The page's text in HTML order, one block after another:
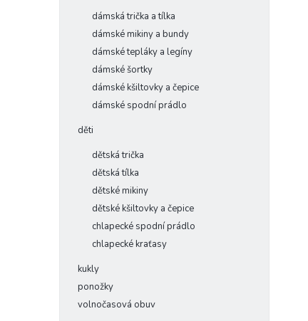
dámská trička a tílka
dámské mikiny a bundy
dámské tepláky a legíny
dámské šortky
dámské kšiltovky a čepice
dámské spodní prádlo
děti
dětská trička
dětská tílka
dětské mikiny
dětské kšiltovky a čepice
chlapecké spodní prádlo
chlapecké kraťasy
kukly
ponožky
volnočasová obuv